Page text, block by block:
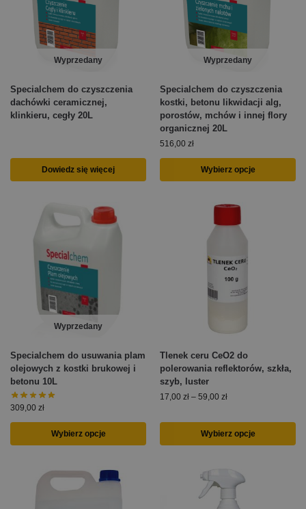
Wyprzedany
Specialchem do czyszczenia
dachówki ceramicznej,
klinkieru, cegły 20L
Dowiedz się więcej
Wyprzedany
Specialchem do czyszczenia
kostki, betonu likwidacji alg,
porostów, mchów i innej flory
organicznej 20L
516,00 zł
Wybierz opcje
Wyprzedany
Specialchem do usuwania plam
olejowych z kostki brukowej i
betonu 10L
309,00 zł
Wybierz opcje
Tlenek ceru CeO2 do
polerowania reflektorów, szkła,
szyb, luster
17,00 zł – 59,00 zł
Wybierz opcje